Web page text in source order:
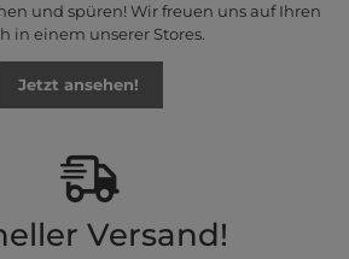
und spüren! Wir freuen uns auf Ihren
in einem unserer Stores.
Jetzt ansehen!
Versand!